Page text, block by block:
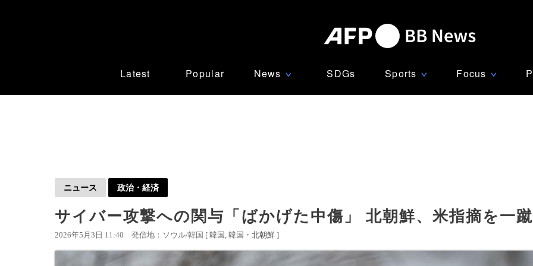
Latest Popular News ∨ SDGs Sports ∨ Focus ∨
ニュース 政治・経済
サイバー攻撃への関与「ばかげた中傷」 北朝鮮、米指摘を一蹴
2026年5月3日 11:40 発信地：ソウル/韓国 [ 韓国 韓国・北朝鮮 ]